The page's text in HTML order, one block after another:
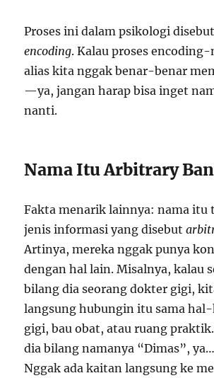
Proses ini dalam psikologi
encoding. Kalau proses
alias kita nggak benar-benar
—ya, jangan harap bisa inget
nanti.
Nama Itu Arbitrary
Fakta menarik lainnya: nama itu
jenis informasi yang disebut
Artinya, mereka nggak punya
dengan hal lain. Misalnya, kalau
bilang dia seorang dokter gigi,
langsung hubungin itu sama
gigi, bau obat, atau ruang
dia bilang namanya “Dimas”,
Nggak ada kaitan langsung ke